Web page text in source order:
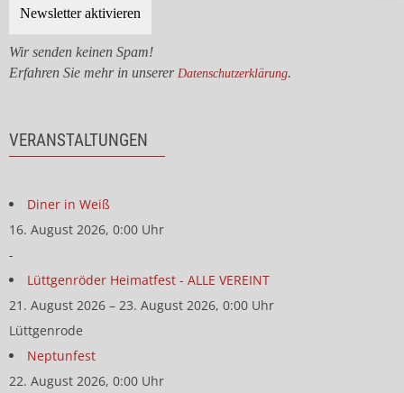
Wir senden keinen Spam!
Erfahren Sie mehr in unserer Datenschutzerklärung.
VERANSTALTUNGEN
Diner in Weiß
16. August 2026, 0:00 Uhr
-
Lüttgenröder Heimatfest - ALLE VEREINT
21. August 2026 – 23. August 2026, 0:00 Uhr
Lüttgenrode
Neptunfest
22. August 2026, 0:00 Uhr